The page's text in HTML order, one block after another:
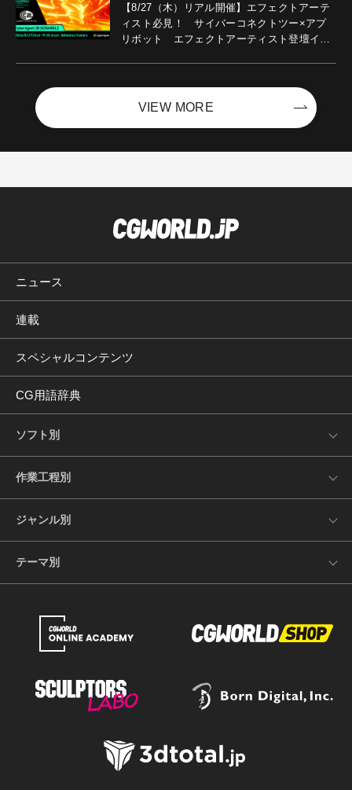
【8/27（木）リアル開催】エフェクトアーテ
ィスト必見！ サイバーコネクトツー×アプ
リボット エフェクトアーティスト登壇イベ
VIEW MORE
ニュース
連載
スペシャルコンテンツ
CG用語辞典
ソフト別
作業工程別
ジャンル別
テーマ別